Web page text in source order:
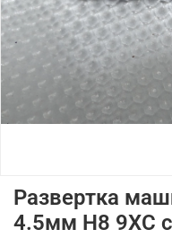
Развертка
4.5мм Н8 9ХС